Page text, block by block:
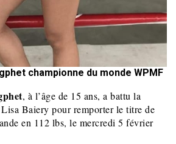
championne du monde WPMF
, à l’âge de 15 ans, a battu la
Baiery pour remporter le titre de
en 112 lbs, le mercredi 5 février